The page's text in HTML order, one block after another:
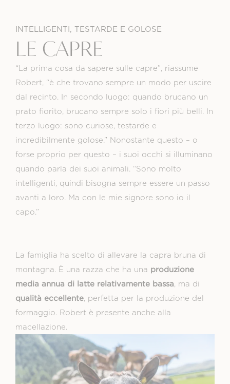
INTELLIGENTI, TESTARDE E GOLOSE
LE CAPRE
“La prima cosa da sapere sulle capre”, riassume
Robert, “è che trovano sempre un modo per uscire
dal recinto. In secondo luogo: quando brucano un
prato fiorito, brucano sempre solo i fiori più belli. In
terzo luogo: sono curiose, testarde e
incredibilmente golose.” Nonostante questo – o
forse proprio per questo – i suoi occhi si illuminano
quando parla dei suoi animali. “Sono molto
intelligenti, quindi bisogna sempre essere un passo
avanti a loro. Ma con le mie signore sono io il
capo.”
La famiglia ha scelto di allevare la capra bruna di
montagna. È una razza che ha una produzione
media annua di latte relativamente bassa, ma di
qualità eccellente, perfetta per la produzione del
formaggio. Robert è presente anche alla
macellazione.